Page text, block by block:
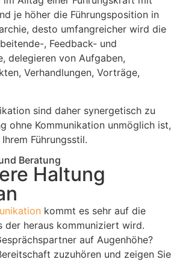
je höher die Führungsposition in
desto umfangreicher wird die
, Feedback- und
delegieren von Aufgaben,
Verhandlungen, Vorträge,
sind daher synergetisch zu
ohne Kommunikation unmöglich ist,
Führungsstil.
Beratung
Haltung
kommt es sehr auf die
der heraus kommuniziert wird.
auf Augenhöhe?
zuzuhören und zeigen Sie